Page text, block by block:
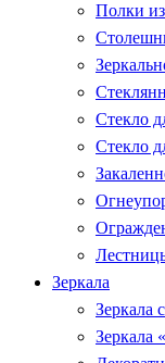
Полки из
Стекло
Стекло
Зеркала
Зеркала